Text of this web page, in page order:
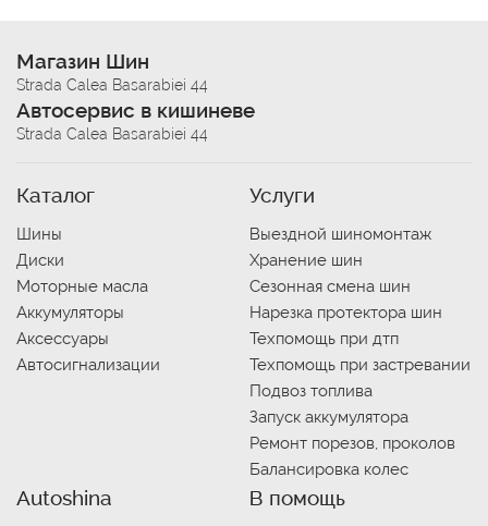
Магазин Шин
Strada Calea Basarabiei 44
Автосервис в кишиневе
Strada Calea Basarabiei 44
Каталог
Шины
Диски
Моторные масла
Аккумуляторы
Аксессуары
Автосигнализации
Услуги
Выездной шиномонтаж
Хранение шин
Сезонная смена шин
Нарезка протектора шин
Техпомощь при дтп
Техпомощь при застревании
Подвоз топлива
Запуск аккумулятора
Ремонт порезов, проколов
Балансировка колес
Autoshina В помощь